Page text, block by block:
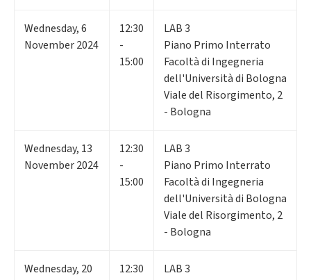
Wednesday,6
November 2024
12:30
-
15:00
LAB 3
Piano Primo Interrato
Facoltà di Ingegneria
dell'Università di Bologna
Viale del Risorgimento, 2
- Bologna
Wednesday, 13
November 2024
12:30
-
15:00
LAB 3
Piano Primo Interrato
Facoltà di Ingegneria
dell'Università di Bologna
Viale del Risorgimento, 2
- Bologna
Wednesday, 20
12:30
LAB 3